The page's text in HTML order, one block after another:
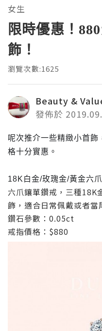
女生
限時優惠！
飾！
瀏覽次數:1625
Beauty &
發佈於
呢次推介一些精緻小首
格十分實惠。
18K白金/玫瑰金/黃金六
六爪鑲單鑽戒，三種18K
飾，適合日常佩戴或者當
鑽石參數：0.05ct
戒指價格：$880